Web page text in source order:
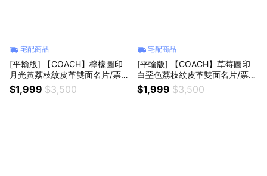
宅配商品
[平輸版] 【COACH】檸檬圖印
月光黃荔枝紋皮革雙面名片/票卡
夾 真品平輸
$1,999 $3,500
宅配商品
[平輸版] 【COACH】草莓圖印
白堊色荔枝紋皮革雙面名片/票卡
夾 真品平輸
$1,999 $3,500